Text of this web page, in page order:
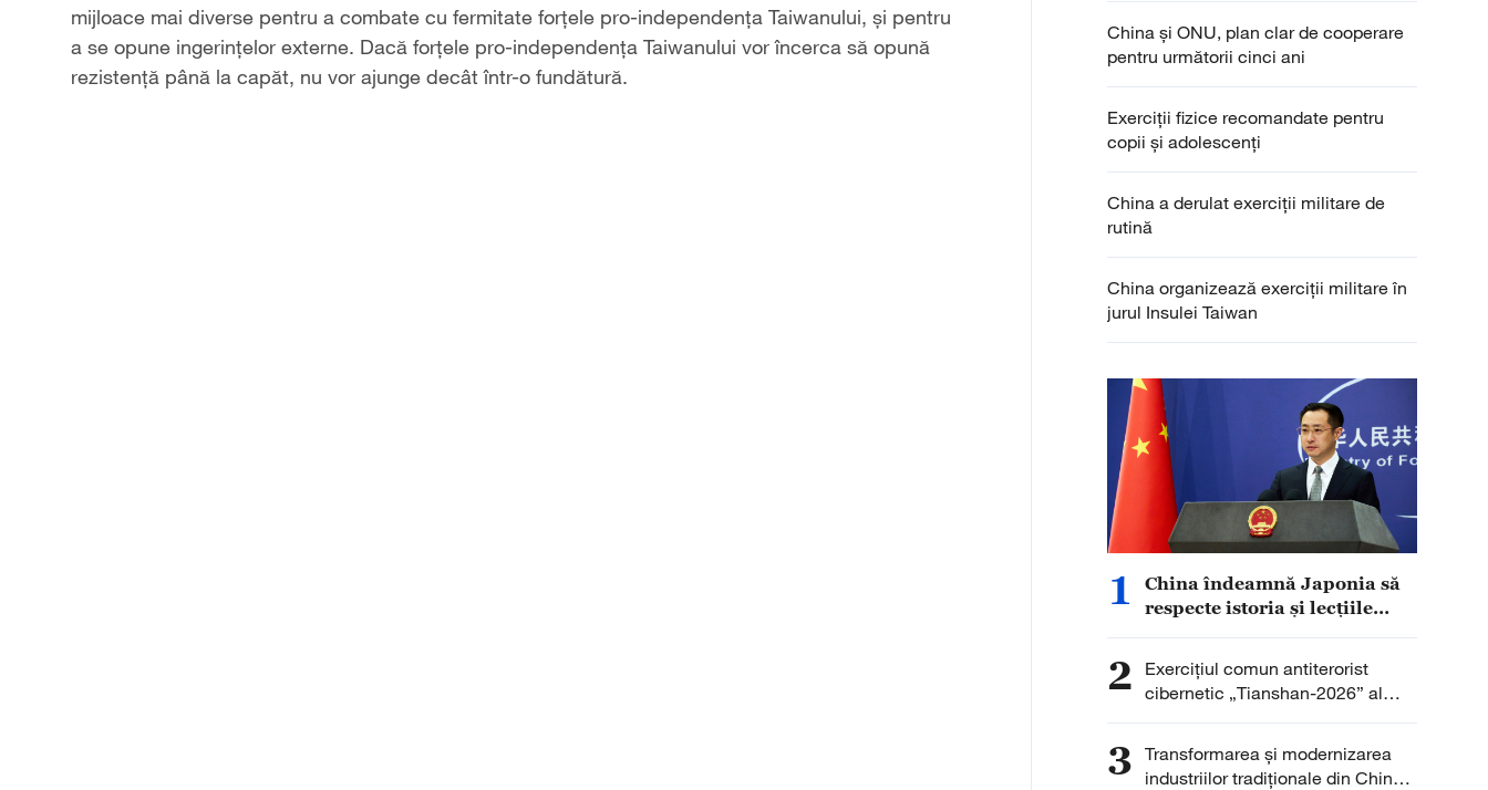
mijloace mai diverse pentru a combate cu fermitate forțele pro-independența Taiwanului, și pentru
a se opune ingerințelor externe. Dacă forțele pro-independența Taiwanului vor încerca să opună
rezistență până la capăt, nu vor ajunge decât într-o fundătură.
China și ONU, plan clar de cooperare
pentru următorii cinci ani
Exerciții fizice recomandate pentru
copii și adolescenți
China a derulat exerciții militare de
rutină
China organizează exerciții militare în
jurul Insulei Taiwan
1
China îndeamnă Japonia să
respecte istoria și lecțiile
2
Exercițiul comun antiterorist
cibernetic „Tianshan-2026” al
OCS, desfășurat la Urumqi
3 Transformarea și modernizarea
industriilor tradiționale din China